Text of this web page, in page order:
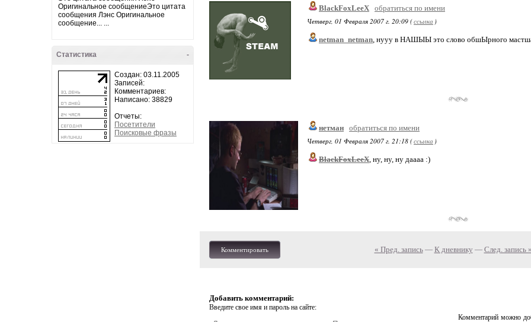
Оригинальное сообщениеЭто цитата
сообщения Лэнс Оригинальное
сообщение... ...
-
Статистика
Создан: 03.11.2005
Записей:
Комментариев:
Написано: 38829
Отчеты:
Посетители
Поисковые фразы
BlackFoxLeeX обратиться по имени
Четверг, 01 Февраля 2007 г. 20:09 (ссылка )
netman_netman, нууу в НАШЫЫ это слово обшЫрного
нетман обратиться по имени
Четверг, 01 Февраля 2007 г. 21:18 (ссылка )
BlackFoxLeeX, ну, ну, ну даааа :)
Комментировать « Пред. запись— К дневнику — След. запись »
Добавить комментарий:
Введите свое имя и пароль на сайте:
Комментарий можно